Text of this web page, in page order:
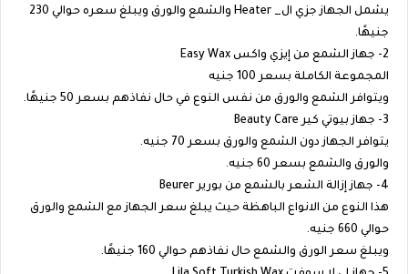
يشمل الجهاز جزي ال_ Heater والشمع والورق ويبلغ سعره حوالي 230
جنيهًا.
2- جهاز الشمع من إيزي واكس Easy Wax
المجموعة الكاملة بسعر 100 جنيه
ويتوافر الشمع والورق من نفس النوع في حال نفاذهم بسعر 50 جنيهًا.
3- جهاز بيوتي كير Beauty Care
يتوافر الجهاز دون الشمع والورق بسعر 70 جنيه.
والورق والشمع بسعر 60 جنيه.
4- جهاز إزالة الشعر بالشمع من بورير Beurer
هذا النوع من الانواع الباهظة حيث يبلغ سعر الجهاز مع الشمع والورق
حوالي 660 جنيه.
ويبلغ سعر الورق والشمع حال نفاذهم حوالي 160 جنيهًا.